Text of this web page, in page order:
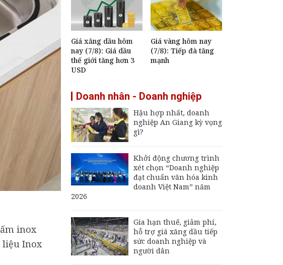
inox
liệu Inox
Giá xăng dầu hôm
nay (7/8): Giá dầu
thế giới tăng hơn 3
USD
Giá vàng hôm nay
(7/8): Tiếp đà tăng
mạnh
Doanh nhân - Doanh nghiệp
Hậu hợp nhất, doanh
nghiệp An Giang kỳ vọng
gì?
Khởi động chương trình
xét chọn “Doanh nghiệp
đạt chuẩn văn hóa kinh
doanh Việt Nam” năm
2026
Gia hạn thuế, giảm phí,
hỗ trợ giá xăng dầu tiếp
sức doanh nghiệp và
người dân